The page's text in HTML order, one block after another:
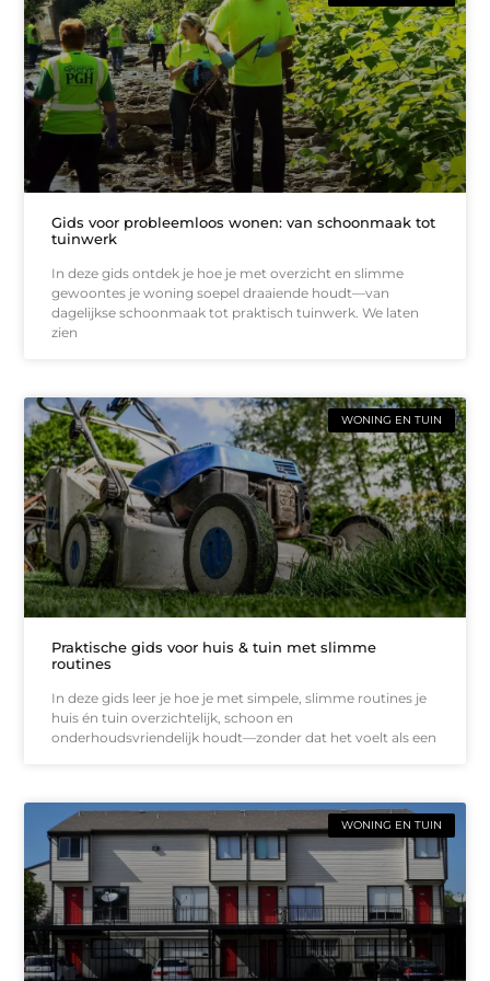
Gids voor probleemloos wonen: van schoonmaak tot
tuinwerk
In deze gids ontdek je hoe je met overzicht en slimme
gewoontes je woning soepel draaiende houdt—van
dagelijkse schoonmaak tot praktisch tuinwerk. We laten
zien
WONING EN TUIN
Praktische gids voor huis & tuin met slimme
routines
In deze gids leer je hoe je met simpele, slimme routines je
huis én tuin overzichtelijk, schoon en
onderhoudsvriendelijk houdt—zonder dat het voelt als een
WONING EN TUIN